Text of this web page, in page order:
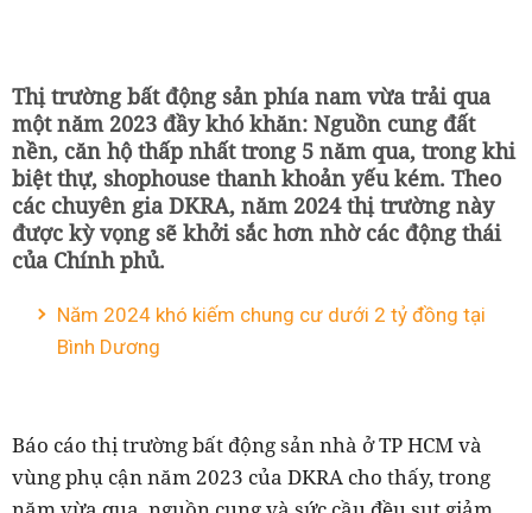
Thị trường bất động sản phía nam vừa trải qua
một năm 2023 đầy khó khăn: Nguồn cung đất
nền, căn hộ thấp nhất trong 5 năm qua, trong khi
biệt thự, shophouse thanh khoản yếu kém. Theo
các chuyên gia DKRA, năm 2024 thị trường này
được kỳ vọng sẽ khởi sắc hơn nhờ các động thái
của Chính phủ.
Năm 2024 khó kiếm chung cư dưới 2 tỷ đồng tại
Bình Dương
Báo cáo thị trường bất động sản nhà ở TP HCM và
vùng phụ cận năm 2023 của DKRA cho thấy, trong